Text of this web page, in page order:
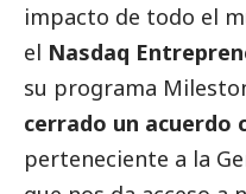
impacto de todo el
el Nasdaq
su programa
cerrado un acuerdo
perteneciente a la